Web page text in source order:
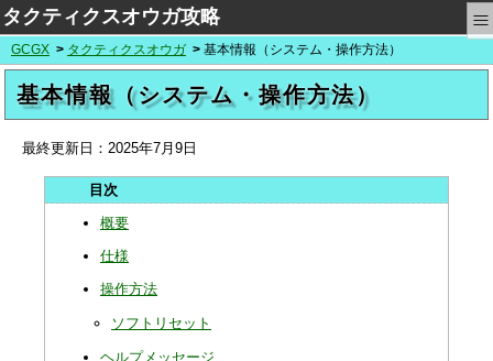
タクティクスオウガ攻略 ≡
GCGX タクティクスオウガ 基本情報（システム・操作方法）
基本情報（システム・操作方法）
最終更新日： 2025年7月9日
概要
仕様
操作方法
ソフトリセット
ヘルプメッセージ